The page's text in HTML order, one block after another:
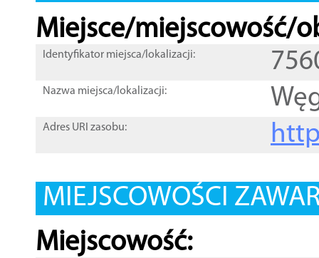
Miejsce/miejscowość/
Identyfikator miejsca/lokalizacji:
Nazwa miejsca/lokalizacji:
Adres URI zasobu:
MIEJSCOWOŚCI
Miejscowość: